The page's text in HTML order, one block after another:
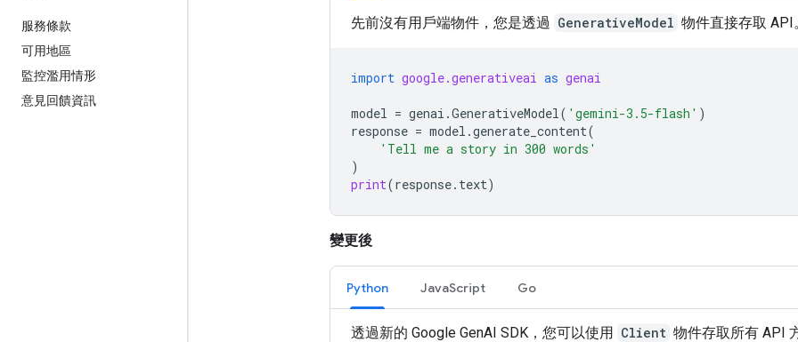
服務條款
可用地區
監控濫用情形
意見回饋資訊
先前沒有用戶端物件，您是透過 GenerativeModel 物件直接存取 API
import google.generativeai as genai
model = genai .GenerativeModel( 'gemini-3.5-flash' )
response = model .generate_content(
'Tell me a story in 300 words'
)
print(response. text)
變更後
Python JavaScript Go
透過新的 Google GenAI SDK，您可以使用 Client 物件存取所有 API